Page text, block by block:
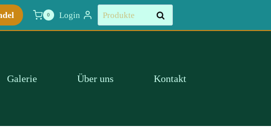
0 Login
Suchen
nach:
Suchen
Galerie Über uns Kontakt
"Merry